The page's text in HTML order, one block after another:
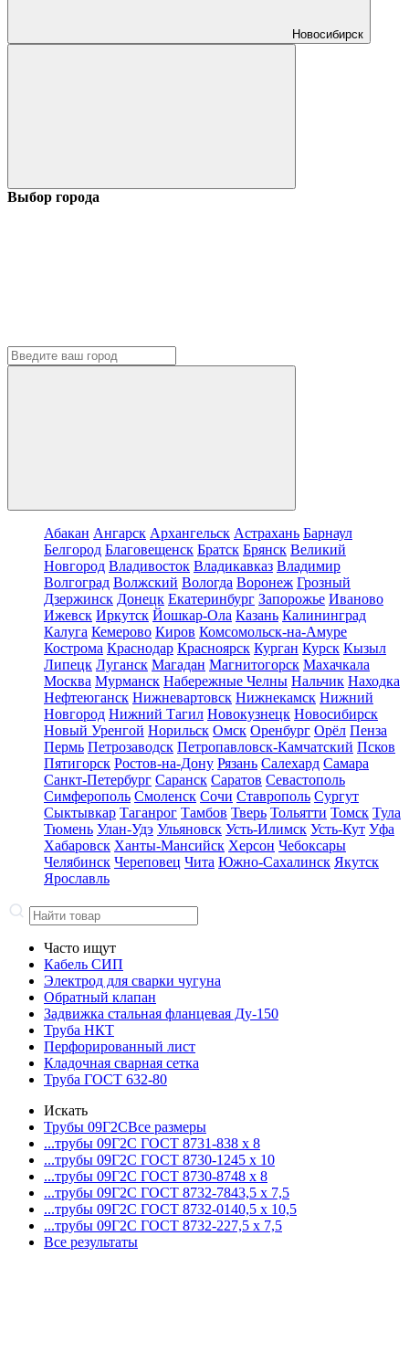
Новосибирск
Выбор города
Абакан Ангарск Архангельск Астрахань Барнаул
Белгород Благовещенск Братск Брянск Великий
Новгород Владивосток Владикавказ Владимир
Волгоград Волжский Вологда Воронеж Грозный
Дзержинск Донецк Екатеринбург Запорожье Иваново
Ижевск Иркутск Йошкар-Ола Казань Калининград
Калуга Кемерово Киров Комсомольск-на-Амуре
Кострома Краснодар Красноярск Курган Курск Кызыл
Липецк Луганск Магадан Магнитогорск Махачкала
Москва Мурманск Набережные Челны Нальчик Находка
Нефтеюганск Нижневартовск Нижнекамск Нижний
Новгород Нижний Тагил Новокузнецк Новосибирск
Новый Уренгой Норильск Омск Оренбург Орёл Пенза
Пермь Петрозаводск Петропавловск-Камчатский Псков
Пятигорск Ростов-на-Дону Рязань Салехард Самара
Санкт-Петербург Саранск Саратов Севастополь
Симферополь Смоленск Сочи Ставрополь Сургут
Сыктывкар Таганрог Тамбов Тверь Тольятти Томск Тула
Тюмень Улан-Удэ Ульяновск Усть-Илимск Усть-Кут Уфа
Хабаровск Ханты-Мансийск Херсон Чебоксары
Челябинск Череповец Чита Южно-Сахалинск Якутск
Ярославль
Часто ищут
Кабель СИП
Электрод для сварки чугуна
Обратный клапан
Задвижка стальная фланцевая Ду-150
Труба НКТ
Перфорированный лист
Кладочная сварная сетка
Труба ГОСТ 632-80
Искать
Трубы 09Г2СВсе размеры
...трубы 09Г2С ГОСТ 8731-838 x 8
...трубы 09Г2С ГОСТ 8730-1245 x 10
...трубы 09Г2С ГОСТ 8730-8748 x 8
...трубы 09Г2С ГОСТ 8732-7843,5 x 7,5
...трубы 09Г2С ГОСТ 8732-0140,5 x 10,5
...трубы 09Г2С ГОСТ 8732-227,5 x 7,5
Все результаты